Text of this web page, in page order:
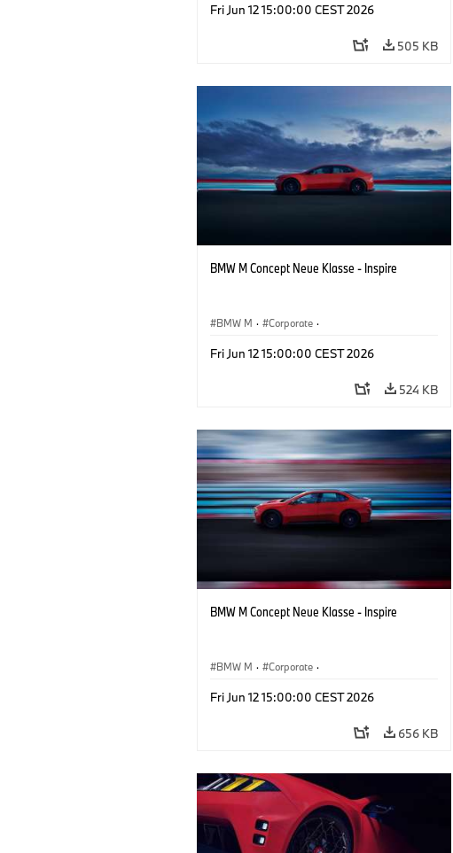
Fri Jun 12 15:00:00 CEST 2026
505 KB
BMW M Concept Neue Klasse - Inspire
BMW M · Corporate ·
Fri Jun 12 15:00:00 CEST 2026
524 KB
BMW M Concept Neue Klasse - Inspire
BMW M · Corporate ·
Fri Jun 12 15:00:00 CEST 2026
656 KB